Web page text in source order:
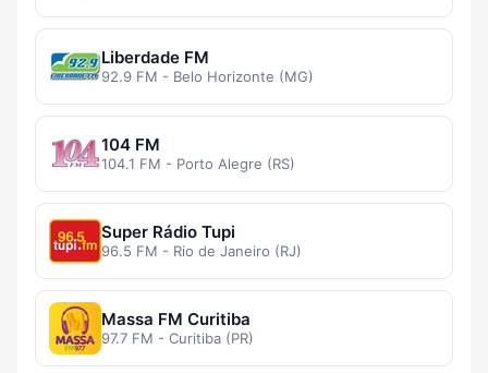
Liberdade FM
92.9 FM - Belo Horizonte (MG)
104 FM
104.1 FM - Porto Alegre (RS)
Super Rádio Tupi
96.5 FM - Rio de Janeiro (RJ)
Massa FM Curitiba
97.7 FM - Curitiba (PR)